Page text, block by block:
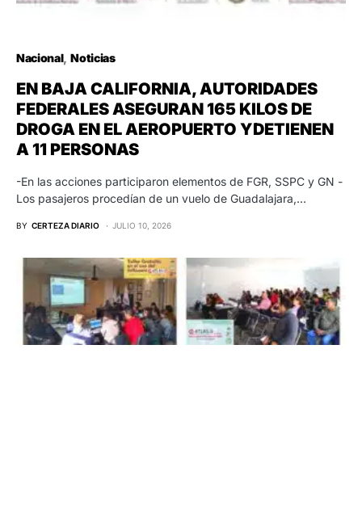
Nacional Noticias
EN BAJA CALIFORNIA, AUTORIDADES
FEDERALES ASEGURAN 165 KILOS DE
DROGA EN EL AEROPUERTO YDETIENEN
A 11 PERSONAS
-En las acciones participaron elementos de FGR, SSPC y GN -
Los pasajeros procedían de un vuelo de Guadalajara,…
BY CERTEZA DIARIO JULIO 10, 2026